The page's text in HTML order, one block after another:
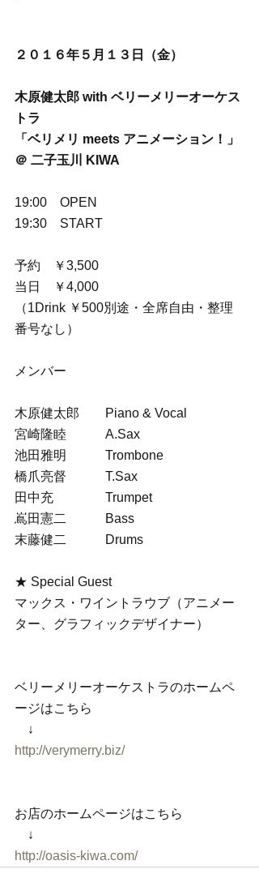
２０１６年５月１３日（金）
木原健太郎 with ベリーメリーオーケス
トラ
「ベリメリ meets アニメーション！」
＠ 二子玉川 KIWA
19:00　OPEN
19:30　START
予約　￥3,500
当日　￥4,000
（1Drink ￥500別途・全席自由・整理
番号なし）
メンバー
木原健太郎　　Piano & Vocal
宮崎隆睦　　　A.Sax
池田雅明　　　Trombone
橋爪亮督　　　T.Sax
田中充　　　　Trumpet
嶌田憲二　　　Bass
末藤健二　　　Drums
★ Special Guest
マックス・ワイントラウブ（アニメー
ター、グラフィックデザイナー）
ベリーメリーオーケストラのホームペ
ージはこちら
↓
http://verymerry.biz/
お店のホームページはこちら
↓
http://oasis-kiwa.com/